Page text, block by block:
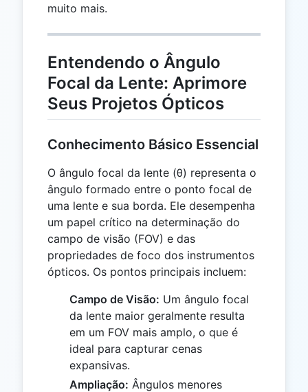
muito mais.
Entendendo o Ângulo
Focal da Lente: Aprimore
Seus Projetos Ópticos
Conhecimento Básico Essencial
O ângulo focal da lente (θ) representa o
ângulo formado entre o ponto focal de
uma lente e sua borda. Ele desempenha
um papel crítico na determinação do
campo de visão (FOV) e das
propriedades de foco dos instrumentos
ópticos. Os pontos principais incluem:
Campo de Visão: Um ângulo focal
da lente maior geralmente resulta
em um FOV mais amplo, o que é
ideal para capturar cenas
expansivas.
Ampliação: Ângulos menores